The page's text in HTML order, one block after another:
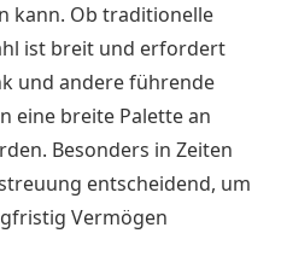
kann. Ob traditionelle
ist breit und erfordert
und andere führende
eine breite Palette an
Besonders in Zeiten
entscheidend, um
Vermögen